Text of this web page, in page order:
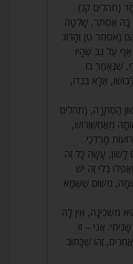
(תהלים קג)
בָּהּ אֶסְתֵּר, שָׁלְטָה
(אסתר ט) וְהָרוֹג
עַל גַּב שֶׁהָיוּ
שֶׁנֶּאֱמַר בּוֹ
אֶלָּא בִּגְדוֹ,
הַסְתָּרָה, (תהלים
מֵאֲחַשְׁוֵרוֹשׁ,
מָרְדְּכַי.
עָשָׂה כָּל זֶה
בְּלִי זֶה יֵשׁ
עִמָּהּ, מִשּׁוּם שֶׁשֶּׁמָּא
מִשְּׁכִינָה, אֵין לָהּ
אֲנִי – זוֹ
זֶהוּ שֶׁכָּתוּב